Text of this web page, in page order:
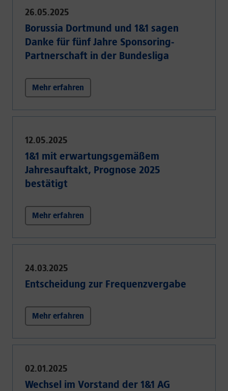
26.05.2025
Borussia Dortmund und 1&1 sagen
Danke für fünf Jahre Sponsoring-
Partnerschaft in der Bundesliga
Mehr erfahren
12.05.2025
1&1 mit erwartungsgemäßem
Jahresauftakt, Prognose 2025
bestätigt
Mehr erfahren
24.03.2025
Entscheidung zur Frequenzvergabe
Mehr erfahren
02.01.2025
Wechsel im Vorstand der 1&1 AG